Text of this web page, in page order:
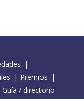
Premios
Guía / directorio